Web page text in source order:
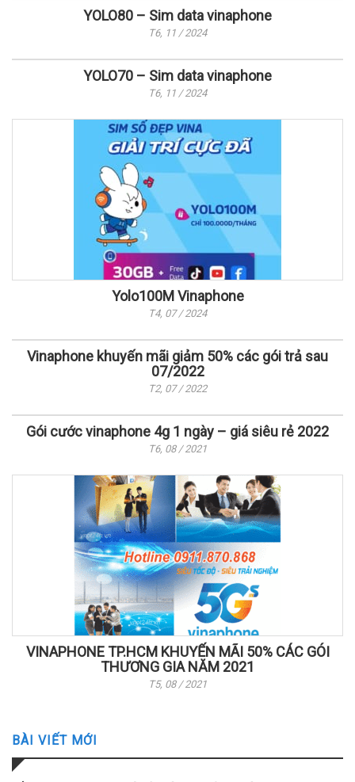
YOLO80 – Sim data vinaphone
T6, 11 / 2024
YOLO70 – Sim data vinaphone
T6, 11 / 2024
Yolo100M Vinaphone
T4, 07 / 2024
Vinaphone khuyến mãi giảm 50% các gói trả sau
07/2022
T2, 07 / 2022
Gói cước vinaphone 4g 1 ngày – giá siêu rẻ 2022
T6, 08 / 2021
VINAPHONE TP.HCM KHUYẾN MÃI 50% CÁC GÓI
THƯƠNG GIA NĂM 2021
T5, 08 / 2021
BÀI VIẾT MỚI